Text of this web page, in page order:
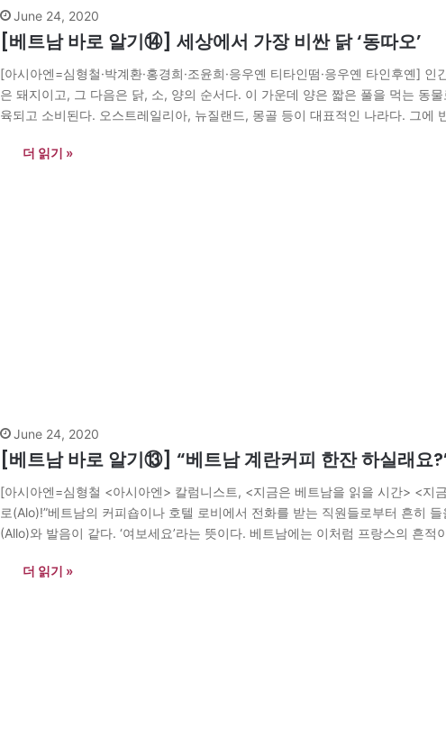
June 24, 2020
[베트남 바로 알기⑭] 세상에서 가장 비싼 닭 ‘동따오’
[아시아엔=심형철·박계환·홍경희·조윤희·응우옌 티타인떰·응우옌 타인후옌]
은 돼지이고, 그 다음은 닭, 소, 양의 순서다. 이 가운데 양은 짧은 풀을 먹는 동
육되고 소비된다. 오스트레일리아, 뉴질랜드, 몽골 등이 대표적인 나라다. 그에
더 읽기 »
June 24, 2020
[베트남 바로 알기⑬] “베트남 계란커피 한잔 하실래요
[아시아엔=심형철 <아시아엔> 칼럼니스트, <지금은 베트남을 읽을 시간> <지
로(Alo)!”베트남의 커피숍이나 호텔 로비에서 전화를 받는 직원들로부터 흔히
(Allo)와 발음이 같다. ‘여보세요’라는 뜻이다. 베트남에는 이처럼 프랑스의 흔
더 읽기 »